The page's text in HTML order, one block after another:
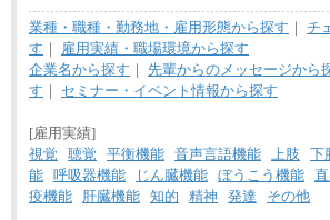
業種・職種・勤務地・雇用形態から探す ｜ チ
す ｜
雇用実績・職場環境から探す
企業名から探す ｜ 先輩からのメッセージから
す ｜ セミナー・イベント情報から探す
[雇用実績]
視覚
聴覚 平衡機能 音声言語機能 上肢 下
能 呼吸器機能 じん臓機能 ぼうこう機能
疫機能
肝臓機能 知的 精神 発達 その他